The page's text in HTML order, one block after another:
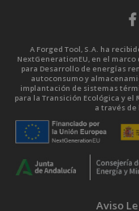
A Forged Tool, S.A. ha
NextGenerationEU, en el
para Desarrollo de energías
autoconsumo y
implantación de sistemas
para la Transición Ecológica y
a través de
Aviso